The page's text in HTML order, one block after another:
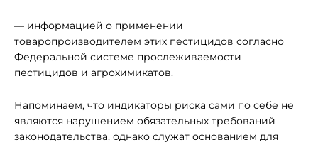
— информацией о применении
товаропроизводителем этих пестицидов согласно
Федеральной системе прослеживаемости
пестицидов и агрохимикатов.
Напоминаем, что индикаторы риска сами по себе не
являются нарушением обязательных требований
законодательства, однако служат основанием для